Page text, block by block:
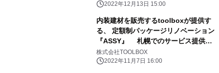
2022年12月13日 15:00
内装建材を販売するtoolboxが提供す
る、 定額制パッケージリノベーション
『ASSY』 札幌でのサービス提供を
11月7日開始
株式会社TOOLBOX
2022年11月7日 16:00